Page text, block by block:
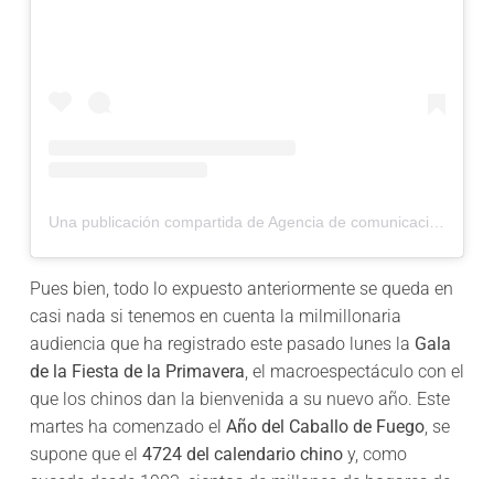
Una publicación compartida de Agencia de comunicación y marketing (@agenciafreebox)
Pues bien, todo lo expuesto anteriormente se queda en
casi nada si tenemos en cuenta la milmillonaria
audiencia que ha registrado este pasado lunes la Gala
de la Fiesta de la Primavera, el macroespectáculo con el
que los chinos dan la bienvenida a su nuevo año. Este
martes ha comenzado el Año del Caballo de Fuego, se
supone que el 4724 del calendario chinoy, como